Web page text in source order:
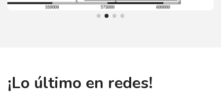
¡Lo último en redes!